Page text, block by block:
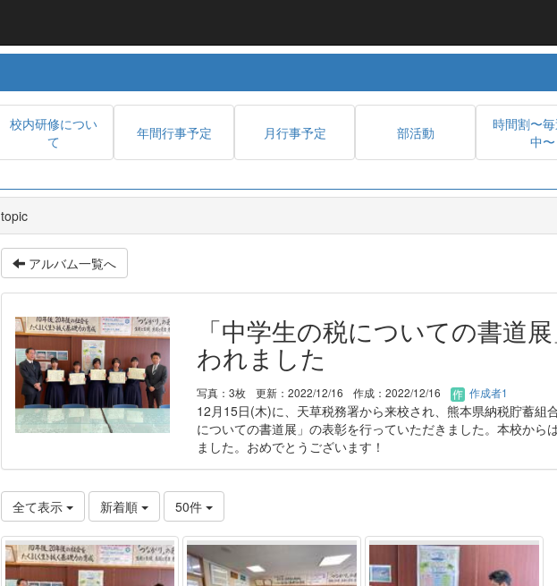
校内研修につい
て
年間行事予定 月行事予定 部活動
時間割〜
中〜
topic
アルバム一覧へ
「中学生の税についての書道
われました
写真：3枚 更新：2022/12/16 作成：2022/12/16 作成者1
12月15日(木)に、天草税務署から来校され、熊本県納税貯蓄組
についての書道展」の表彰を行っていただきました。本校から
ました。おめでとうございます！
全て表示 新着順 50件